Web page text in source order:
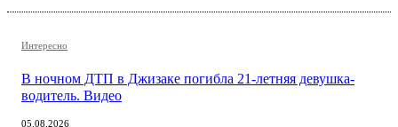
Интересно
В ночном ДТП в Джизаке погибла 21-летняя девушка-
водитель. Видео
05.08.2026